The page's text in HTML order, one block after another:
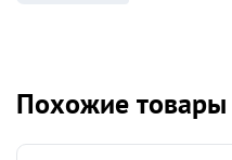
Похожие товары